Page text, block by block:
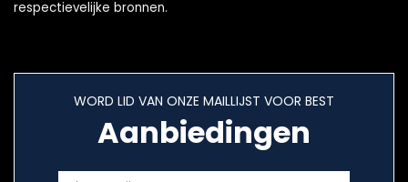
respectievelijke bronnen.
WORD LID VAN ONZE MAILLIJST VOOR BEST
Aanbiedingen